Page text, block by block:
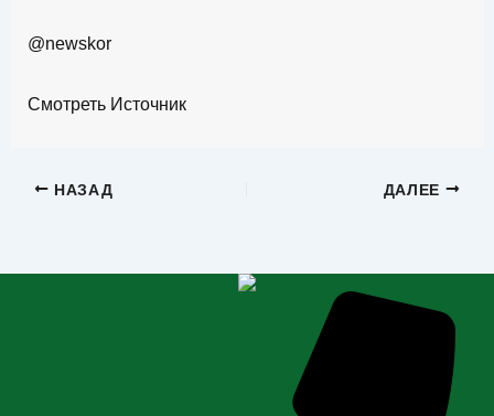
@newskor
Смотреть Источник
НАЗАД ДАЛЕЕ